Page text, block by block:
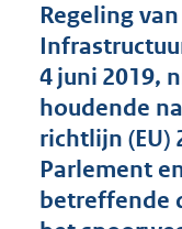
Regeling
4 juni 2019,
houdende
richtlijn (EU)
Parlement
betreffende